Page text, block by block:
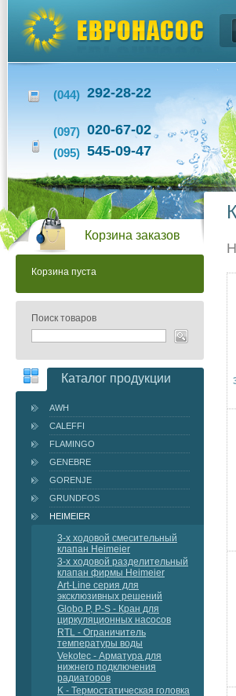
(044) 292-28-22
(097) 020-67-02
(095) 545-09-47
Корзина заказов
Корзина пуста
Поиск товаров
Каталог продукции
AWH
CALEFFI
FLAMINGO
GENEBRE
GORENJE
GRUNDFOS
HEIMEIER
3-x ходовой смесительный
клапан Heimeier
3-x ходовой разделительный
клапан фирмы Heimeier
Art-Line серия для
эксклюзивных решений
Globo P, P-S - Кран для
циркуляционных насосов
RTL - Ограничитель
температуры воды
Vekotec - Арматура для
нижнего подключения
радиаторов
K - Термостатическая головка